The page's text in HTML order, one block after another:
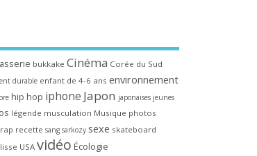
bukkake Cinéma Corée du Sud
durable enfant de 4-6 ans environnement
hip hop iphone Japon japonaises jeunes
légende musculation Musique photos
rap recette sang sarkozy sexe skateboard
USA vidéo Écologie